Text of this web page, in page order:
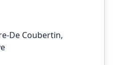
De Coubertin,